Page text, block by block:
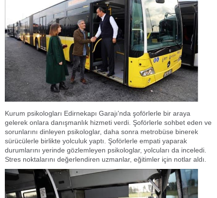
Kurum psikologları Edirnekapı Garajı'nda şoförlerle bir araya
gelerek onlara danışmanlık hizmeti verdi. Şoförlerle sohbet eden ve
sorunlarını dinleyen psikologlar, daha sonra metrobüse binerek
sürücülerle birlikte yolculuk yaptı. Şoförlerle empati yaparak
durumlarını yerinde gözlemleyen psikologlar, yolcuları da inceledi.
Stres noktalarını değerlendiren uzmanlar, eğitimler için notlar aldı.